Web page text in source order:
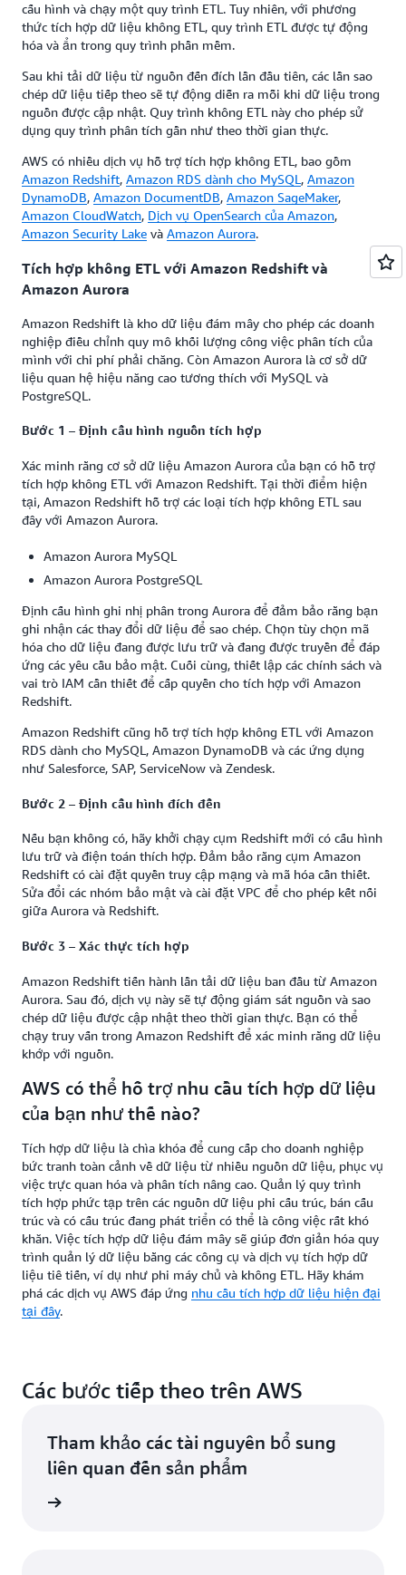
cấu hình và chạy một quy trình ETL. Tuy nhiên, với phương
thức tích hợp dữ liệu không ETL, quy trình ETL được tự động
hóa và ẩn trong quy trình phần mềm.
Sau khi tải dữ liệu từ nguồn đến đích lần đầu tiên, các lần sao
chép dữ liệu tiếp theo sẽ tự động diễn ra mỗi khi dữ liệu trong
nguồn được cập nhật. Quy trình không ETL này cho phép sử
dụng quy trình phân tích gần như theo thời gian thực.
AWS có nhiều dịch vụ hỗ trợ tích hợp không ETL, bao gồm
Amazon Redshift, Amazon RDS dành cho MySQL , Amazon
DynamoDB, Amazon DocumentDB, Amazon SageMaker,
Amazon CloudWatch, Dịch vụ OpenSearch của Amazon,
Amazon Security Lake và Amazon Aurora.
Tích hợp không ETL với Amazon Redshift và
Amazon Aurora
Amazon Redshift là kho dữ liệu đám mây cho phép các doanh
nghiệp điều chỉnh quy mô khối lượng công việc phân tích của
mình với chi phí phải chăng. Còn Amazon Aurora là cơ sở dữ
liệu quan hệ hiệu năng cao tương thích với MySQL và
PostgreSQL.
Bước 1 – Định cấu hình nguồn tích hợp
Xác minh rằng cơ sở dữ liệu Amazon Aurora của bạn có hỗ trợ
tích hợp không ETL với Amazon Redshift. Tại thời điểm hiện
tại, Amazon Redshift hỗ trợ các loại tích hợp không ETL sau
đây với Amazon Aurora.
Amazon Aurora MySQL
Amazon Aurora PostgreSQL
Định cấu hình ghi nhị phân trong Aurora để đảm bảo rằng bạn
ghi nhận các thay đổi dữ liệu để sao chép. Chọn tùy chọn mã
hóa cho dữ liệu đang được lưu trữ và đang được truyền để đáp
ứng các yêu cầu bảo mật. Cuối cùng, thiết lập các chính sách và
vai trò IAM cần thiết để cấp quyền cho tích hợp với Amazon
Redshift.
Amazon Redshift cũng hỗ trợ tích hợp không ETL với Amazon
RDS dành cho MySQL, Amazon DynamoDB và các ứng dụng
như Salesforce, SAP, ServiceNow và Zendesk.
Bước 2 – Định cấu hình đích đến
Nếu bạn không có, hãy khởi chạy cụm Redshift mới có cấu hình
lưu trữ và điện toán thích hợp. Đảm bảo rằng cụm Amazon
Redshift có cài đặt quyền truy cập mạng và mã hóa cần thiết.
Sửa đổi các nhóm bảo mật và cài đặt VPC để cho phép kết nối
giữa Aurora và Redshift.
Bước 3 – Xác thực tích hợp
Amazon Redshift tiến hành lần tải dữ liệu ban đầu từ Amazon
Aurora. Sau đó, dịch vụ này sẽ tự động giám sát nguồn và sao
chép dữ liệu được cập nhật theo thời gian thực. Bạn có thể
chạy truy vấn trong Amazon Redshift để xác minh rằng dữ liệu
khớp với nguồn.
AWS có thể hỗ trợ nhu cầu tích hợp dữ liệu
của bạn như thế nào?
Tích hợp dữ liệu là chìa khóa để cung cấp cho doanh nghiệp
bức tranh toàn cảnh về dữ liệu từ nhiều nguồn dữ liệu, phục vụ
việc trực quan hóa và phân tích nâng cao. Quản lý quy trình
tích hợp phức tạp trên các nguồn dữ liệu phi cấu trúc, bán cấu
trúc và có cấu trúc đang phát triển có thể là công việc rất khó
khăn. Việc tích hợp dữ liệu đám mây sẽ giúp đơn giản hóa quy
trình quản lý dữ liệu bằng các công cụ và dịch vụ tích hợp dữ
liệu tiê tiến, ví dụ như phi máy chủ và không ETL. Hãy khám
phá các dịch vụ AWS đáp ứng nhu cầu tích hợp dữ liệu hiện đại
tại đây.
Các bước tiếp theo trên AWS
Tham khảo các tài nguyên bổ sung
liên quan đến sản phẩm